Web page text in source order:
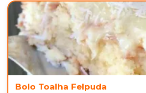
Bolo Toalha Felpuda